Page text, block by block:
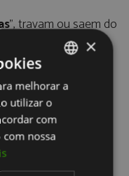
", travam ou saem do
em que os dentes
PORTUGUESE
ENGLISH
×
melhorar a
utilizar o
com
nossa